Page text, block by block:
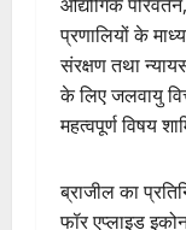
प्रणालियों के
संरक्षण तथा
के लिए जलवायु
महत्वपूर्ण विषय
ब्राजील का
फॉर एप्लाइड